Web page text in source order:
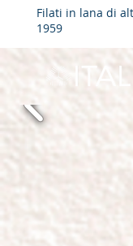
Filati in lana di
1959